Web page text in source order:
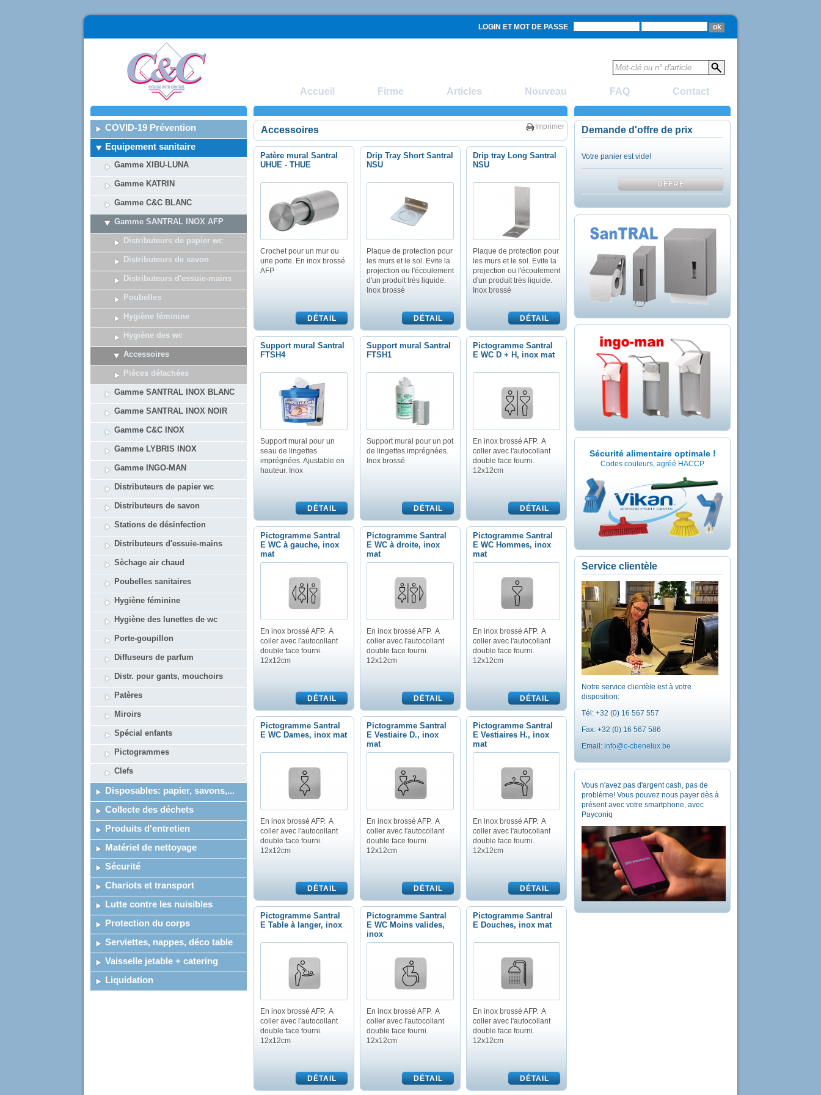
LOGIN ET MOT DE PASSE
Accueil Firme Articles Nouveau FAQ Contact
COVID-19 Prévention
Equipement sanitaire
Gamme XIBU-LUNA
Gamme KATRIN
Gamme C&C BLANC
Gamme SANTRAL INOX AFP
Distributeurs de papier wc
Distributeurs de savon
Distributeurs d'essuie-mains
Poubelles
Hygiène féminine
Hygiène des wc
Accessoires
Pièces détachées
Gamme SANTRAL INOX BLANC
Gamme SANTRAL INOX NOIR
Gamme C&C INOX
Gamme LYBRIS INOX
Gamme INGO-MAN
Distributeurs de papier wc
Distributeurs de savon
Stations de désinfection
Distributeurs d'essuie-mains
Sèchage air chaud
Poubelles sanitaires
Hygiène féminine
Hygiène des lunettes de wc
Porte-goupillon
Diffuseurs de parfum
Distr. pour gants, mouchoirs
Patères
Miroirs
Spécial enfants
Pictogrammes
Clefs
Disposables: papier, savons,...
Collecte des déchets
Produits d'entretien
Matériel de nettoyage
Sécurité
Chariots et transport
Lutte contre les nuisibles
Protection du corps
Serviettes, nappes, déco table
Vaisselle jetable + catering
Liquidation
Imprimer
Accessoires
Patère mural Santral
UHUE - THUE
Crochet pour un mur ou
une porte. En inox brossé
AFP
Drip Tray Short Santral
NSU
Plaque de protection pour
les murs et le sol. Evite la
projection ou l'écoulement
d'un produit très liquide.
Inox brossé
Drip tray Long Santral
NSU
Plaque de protection pour
les murs et le sol. Evite la
projection ou l'écoulement
d'un produit très liquide.
Inox brossé
Support mural Santral
FTSH4
Support mural pour un
seau de lingettes
imprégnées. Ajustable en
hauteur. Inox
Support mural Santral
FTSH1
Support mural pour un pot
de lingettes imprégnées.
Inox brossé
Pictogramme Santral
E WC D + H, inox mat
En inox brossé AFP. A
coller avec l'autocollant
double face fourni.
12x12cm
Pictogramme Santral
E WC à gauche, inox
mat
En inox brossé AFP. A
coller avec l'autocollant
double face fourni.
12x12cm
Pictogramme Santral
E WC à droite, inox
mat
En inox brossé AFP. A
coller avec l'autocollant
double face fourni.
12x12cm
Pictogramme Santral
E WC Hommes, inox
mat
En inox brossé AFP. A
coller avec l'autocollant
double face fourni.
12x12cm
Pictogramme Santral
E WC Dames, inox mat
En inox brossé AFP. A
coller avec l'autocollant
double face fourni.
12x12cm
Pictogramme Santral
E Vestiaire D., inox
mat
En inox brossé AFP. A
coller avec l'autocollant
double face fourni.
12x12cm
Pictogramme Santral
E Vestiaires H., inox
mat
En inox brossé AFP. A
coller avec l'autocollant
double face fourni.
12x12cm
Pictogramme Santral
E Table à langer, inox
En inox brossé AFP. A
coller avec l'autocollant
double face fourni.
12x12cm
Pictogramme Santral
E WC Moins valides,
inox
En inox brossé AFP. A
coller avec l'autocollant
double face fourni.
12x12cm
Pictogramme Santral
E Douches, inox mat
En inox brossé AFP. A
coller avec l'autocollant
double face fourni.
12x12cm
Demande d'offre de prix
Votre panier est vide!
Sécurité alimentaire optimale !
Codes couleurs, agréé HACCP
Service clientèle
Notre service clientèle est à votre
disposition:
Tél: +32 (0) 16 567 557
Fax: +32 (0) 16 567 586
Email: info@c-cbenelux.be
Vous n'avez pas d'argent cash, pas de
problème! Vous pouvez nous payer dès à
présent avec votre smartphone, avec
Payconiq